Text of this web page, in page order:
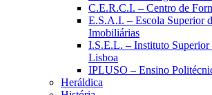
C.E.R.C.I. – Centro de
E.S.A.I. – Escola Superior
Imobiliárias
I.S.E.L. – Instituto Superior
Lisboa
IPLUSO – Ensino
Heráldica